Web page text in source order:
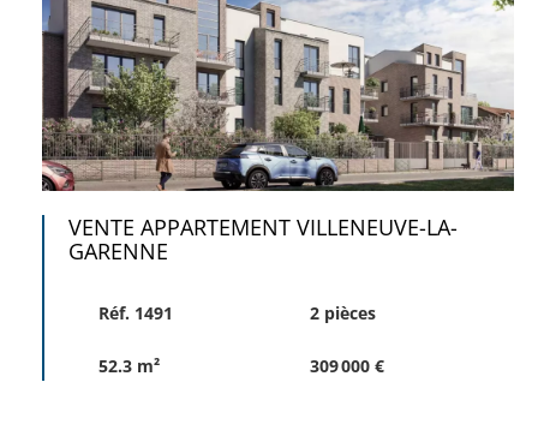
VENTE APPARTEMENT VILLENEUVE-LA-
GARENNE
Réf. 1491 2 pièces
52.3 m² 309 000 €